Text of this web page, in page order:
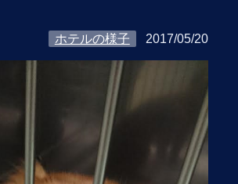
ホテルの様子 2017/05/20